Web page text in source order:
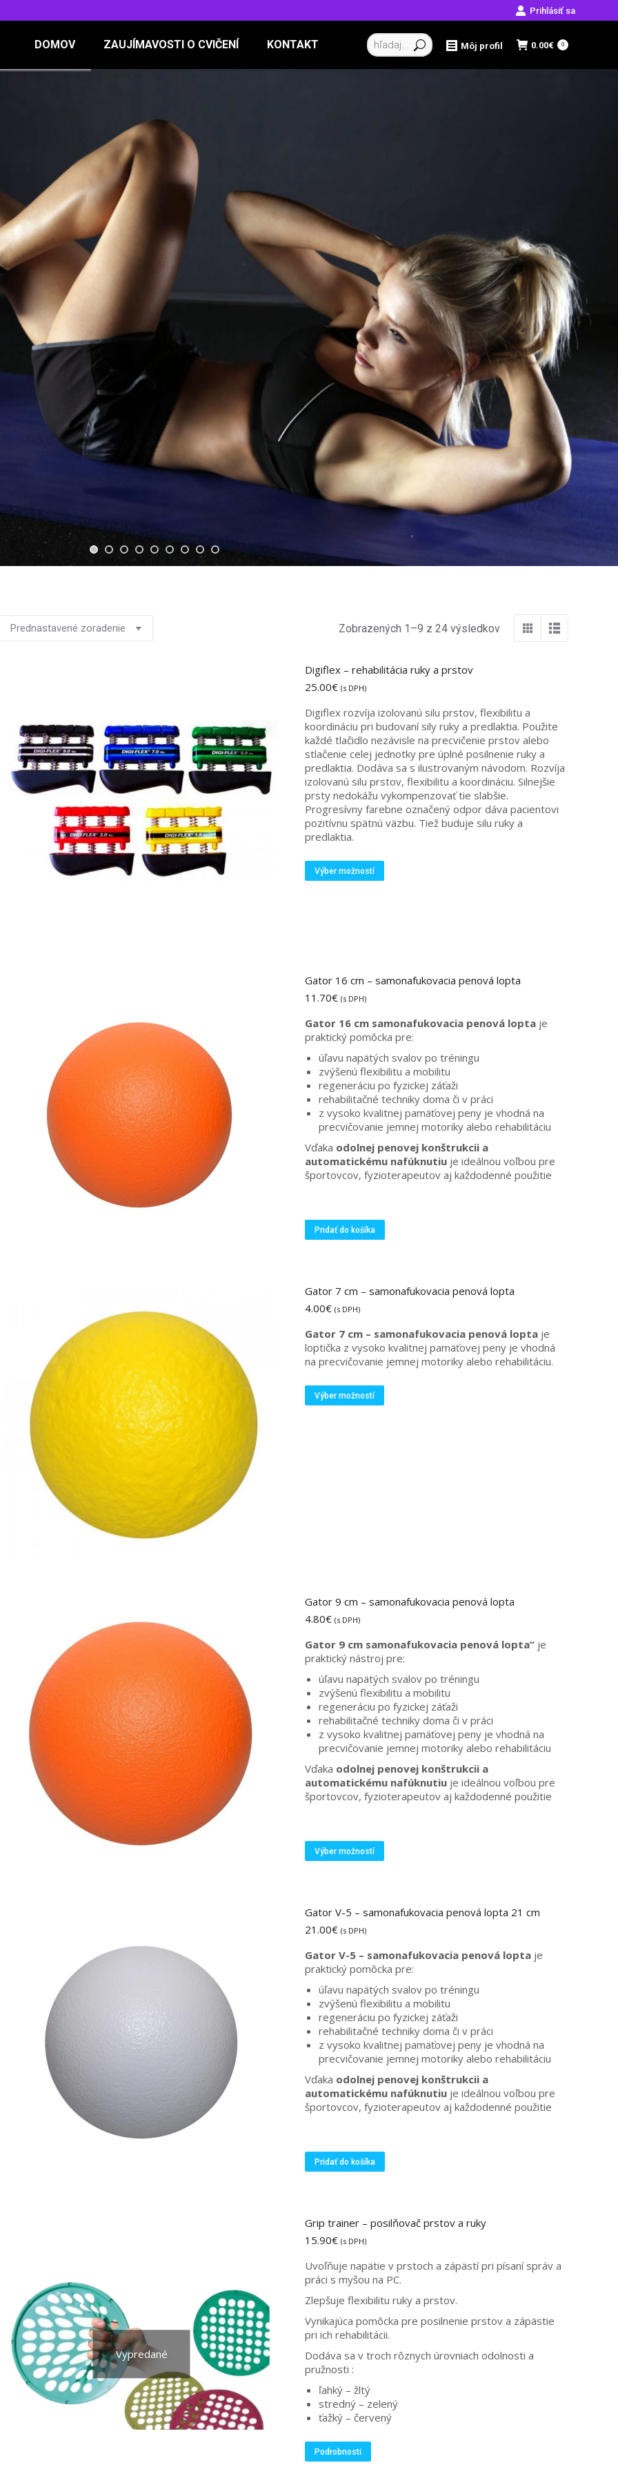
Prihlásiť sa
DOMOV ZAUJÍMAVOSTI O CVIČENÍ KONTAKT Vyhľadávanie: Môj profil 0.00€ 0
Zobrazených 1–9 z 24 výsledkov
Digiflex – rehabilitácia ruky a prstov
25.00€ (s DPH)
Digiflex rozvíja izolovanú silu prstov, flexibilitu a
koordináciu pri budovaní sily ruky a predlaktia. Použite
každé tlačidlo nezávisle na precvičenie prstov alebo
stlačenie celej jednotky pre úplné posilnenie ruky a
predlaktia. Dodáva sa s ilustrovaným návodom. Rozvíja
izolovanú silu prstov, flexibilitu a koordináciu. Silnejšie
prsty nedokážu vykompenzovať tie slabšie.
Progresívny farebne označený odpor dáva pacientovi
pozitívnu spätnú väzbu. Tiež buduje silu ruky a
predlaktia.
Výber možností
produkt
vybrať
produktu.
Gator 16 cm – samonafukovacia penová lopta
11.70€ (s DPH)
Gator 16 cm samonafukovacia penová loptaje
praktický pomôcka pre:
úľavu napätých svalov po tréningu
zvýšenú flexibilitu a mobilitu
regeneráciu po fyzickej záťaži
rehabilitačné techniky doma či v práci
z vysoko kvalitnej pamäťovej peny je vhodná na
precvičovanie jemnej motoriky alebo rehabilitáciu
Vďaka odolnej penovej konštrukcii a
automatickému nafúknutiuje ideálnou voľbou pre
športovcov, fyzioterapeutov aj každodenné použitie
Pridať do košíka
Gator 7 cm – samonafukovacia penová lopta
4.00€ (s DPH)
Gator 7 cm – samonafukovacia penová loptaje
loptička z vysoko kvalitnej pamäťovej peny je vhodná
na precvičovanie jemnej motoriky alebo rehabilitáciu.
Výber možností
produkt
Gator 9 cm – samonafukovacia penová lopta
4.80€ (s DPH)
Gator 9 cm samonafukovacia penová lopta“je
praktický nástroj pre:
úľavu napätých svalov po tréningu
zvýšenú flexibilitu a mobilitu
regeneráciu po fyzickej záťaži
rehabilitačné techniky doma či v práci
z vysoko kvalitnej pamäťovej peny je vhodná na
precvičovanie jemnej motoriky alebo rehabilitáciu
Vďaka odolnej penovej konštrukcii a
automatickému nafúknutiuje ideálnou voľbou pre
športovcov, fyzioterapeutov aj každodenné použitie
Výber možností
produkt
Možnosti
vybrať
na
stránke
produktu.
Gator V-5 – samonafukovacia penová lopta 21 cm
21.00€ (s DPH)
Gator V-5 – samonafukovacia penová loptaje
praktický pomôcka pre:
úľavu napätých svalov po tréningu
zvýšenú flexibilitu a mobilitu
regeneráciu po fyzickej záťaži
rehabilitačné techniky doma či v práci
z vysoko kvalitnej pamäťovej peny je vhodná na
precvičovanie jemnej motoriky alebo rehabilitáciu
Vďaka odolnej penovej konštrukcii a
automatickému nafúknutiuje ideálnou voľbou pre
športovcov, fyzioterapeutov aj každodenné použitie
Pridať do košíka
Vypredané
Grip trainer – posilňovač prstov a ruky
15.90€ (s DPH)
Uvoľňuje napätie v prstoch a zápästí pri písaní správ a
práci s myšou na PC.
Zlepšuje flexibilitu ruky a prstov.
Vynikajúca pomôcka pre posilnenie prstov a zápästie
pri ich rehabilitácii.
Dodáva sa v troch rôznych úrovniach odolnosti a
pružnosti :
ľahký – žltý
stredný – zelený
ťažký – červený
Podrobnosti
produkt